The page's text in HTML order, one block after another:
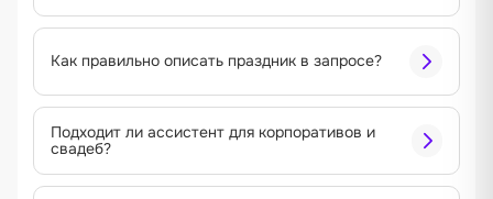
Как правильно описать праздник в запросе?
Подходит ли ассистент для корпоративов и
свадеб?